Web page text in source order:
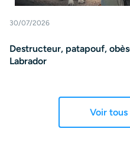
30/07/2026
Destructeur, patapouf,
Labrador
Voir